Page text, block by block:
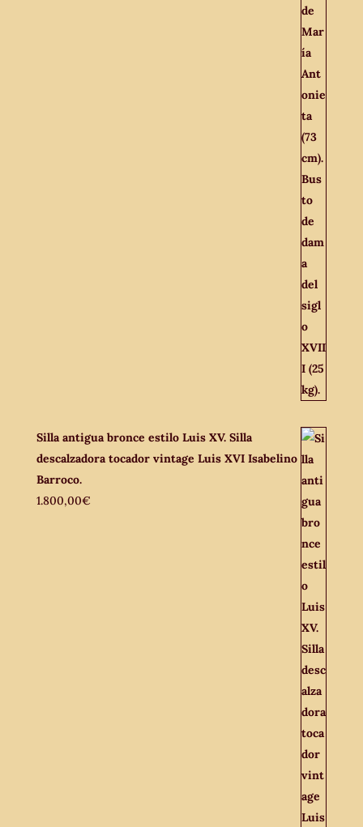
Silla antigua bronce estilo Luis XV. Silla
descalzadora tocador vintage Luis XVI Isabelino
Barroco.
1.800,00€